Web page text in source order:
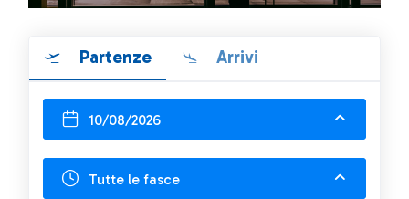
Partenze Arrivi
10/08/2026
Tutte le fasce